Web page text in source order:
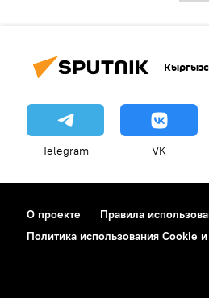
Telegram VK
О проекте Правила
Политика использования Cookie